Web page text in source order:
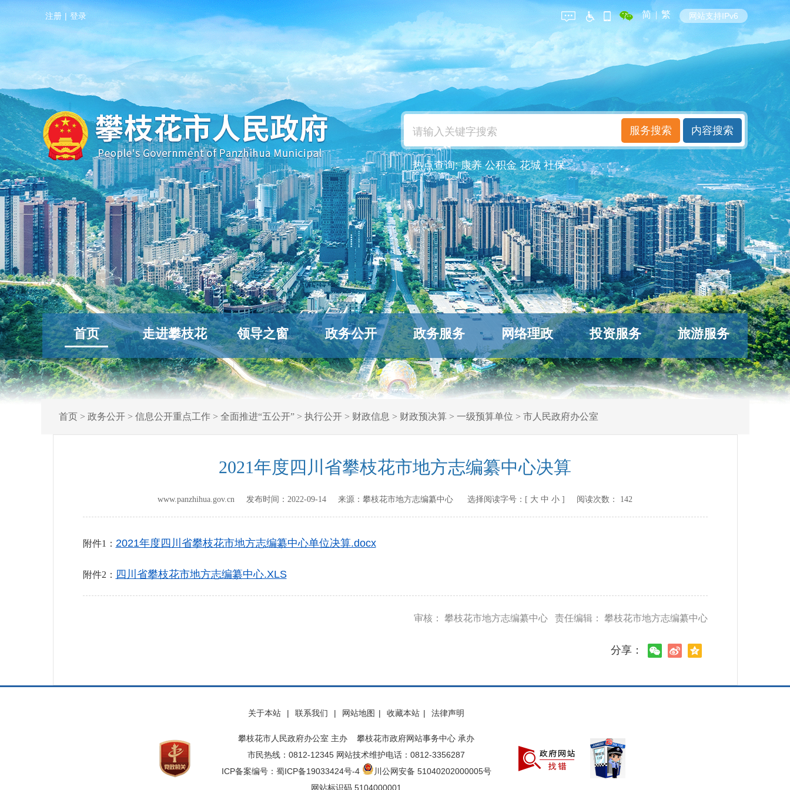
注册 | 登录 简 | 繁 网站支持IPv6
热点查询:康养 公积金 花城 社保
首页 走进攀枝花 领导之窗 政务公开 政务服务 网络理政 投资服务 旅游服务
首页> 政务公开> 信息公开重点工作> 全面推进“五公开”> 执行公开> 财政信息 > 财政预决算> 一级预算单位 > 市人民政府办公室
2021年度四川省攀枝花市地方志编纂中心决算
www.panzhihua.gov.cn 发布时间： 2022-09-14 来源： 攀枝花市地方志编纂中心 选择阅读字号：[ 大 中 小 ] 阅读次数： 142
附件1： 2021年度四川省攀枝花市地方志编纂中心单位决算.docx
附件2： 四川省攀枝花市地方志编纂中心.XLS
审核： 攀枝花市地方志编纂中心 责任编辑： 攀枝花市地方志编纂中心
分享：
关于本站 | 联系我们 | 网站地图 | 收藏本站 | 法律声明
攀枝花市人民政府办公室 主办 攀枝花市政府网站事务中心 承办
市民热线：0812-12345 网站技术维护电话：0812-3356287
ICP备案编号：蜀ICP备19033424号-4
川公网安备 51040202000005号
网站标识码 5104000001